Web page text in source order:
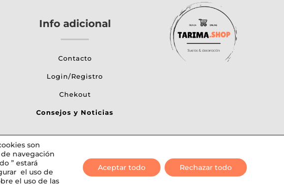
Info adicional
Contacto
Login/Registro
Chekout
Consejos y Noticias
son
navegación
” estará
el uso de
el uso de las
Aceptar todo Rechazar todo